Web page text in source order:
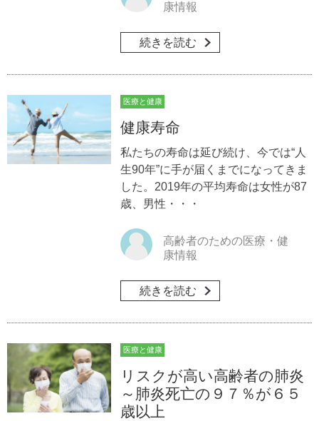
康情報
続きを読む
医療と健康
健康寿命
私たちの寿命は延び続け、今では“人
生90年”に手が届くまでになってきま
した。2019年の平均寿命は女性が87
歳、男性・・・
高齢者のための医療・健
康情報
続きを読む
医療と健康
リスクが高い高齢者の肺炎
～肺炎死亡の９７％が６５
歳以上